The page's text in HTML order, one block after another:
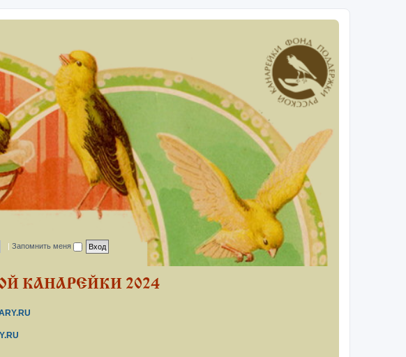
| Запомнить меня
КАНАРЕЙКИ 2024